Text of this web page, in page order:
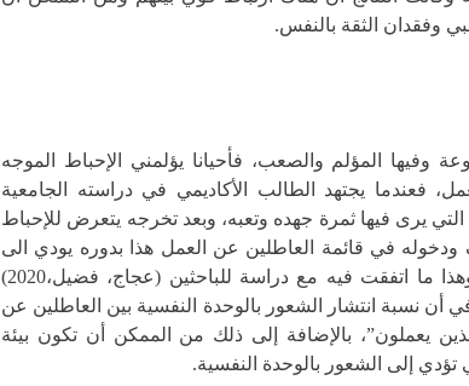
وفقدان الثقة بالنفس.
وفيها المؤلم والصعب، فأحيانا يؤلمني الإحباط الموجه
فعندما يجتهد الطالب الأكاديمي في دراسته الجامعية
التي يرى فيها ثمرة جهده وتعبه، وبعد تخرجه يتعرض للإحباط
ودخوله في قائمة العاطلين عن العمل هذا بدوره يودي الى
الشعور بالوحدة النفسية. وهذا ما اتفقت فيه مع دراسة للباحثين (عجاج، فضيل،2020)
أن نسبة انتشار الشعور بالوحدة النفسية بين العاطلين عن
يعملون”، بالإضافة إلى ذلك من الممكن أن تكون بيئة
تؤدي إلى الشعور بالوحدة النفسية.